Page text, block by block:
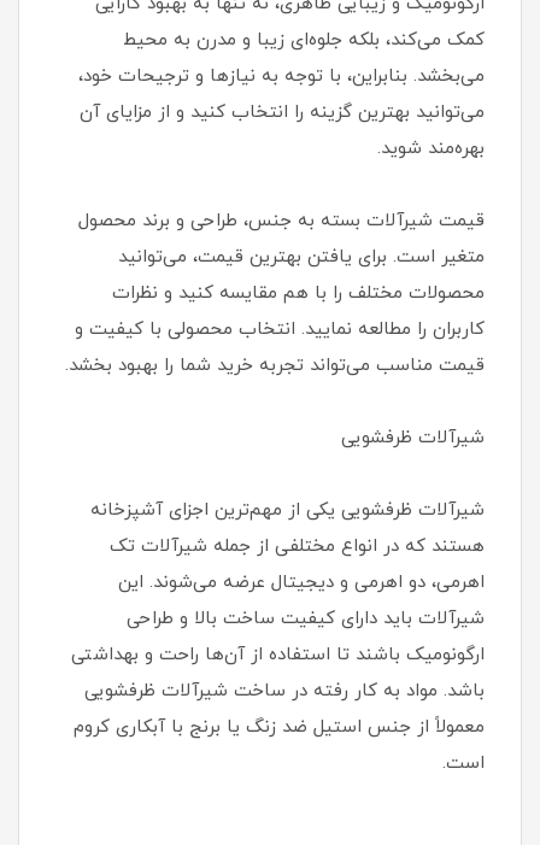
کمک می‌کند، بلکه جلوه‌ای زیبا و مدرن به محیط
می‌بخشد. بنابراین، با توجه به نیازها و ترجیحات خود،
می‌توانید بهترین گزینه را انتخاب کنید و از مزایای آن
بهره‌مند شوید.
قیمت شیرآلات بسته به جنس، طراحی و برند محصول
متغیر است. برای یافتن بهترین قیمت، می‌توانید
محصولات مختلف را با هم مقایسه کنید و نظرات
کاربران را مطالعه نمایید. انتخاب محصولی با کیفیت و
قیمت مناسب می‌تواند تجربه خرید شما را بهبود بخشد.
شیرآلات ظرفشویی
شیرآلات ظرفشویی یکی از مهم‌ترین اجزای آشپزخانه
هستند که در انواع مختلفی از جمله شیرآلات تک
اهرمی، دو اهرمی و دیجیتال عرضه می‌شوند. این
شیرآلات باید دارای کیفیت ساخت بالا و طراحی
ارگونومیک باشند تا استفاده از آن‌ها راحت و بهداشتی
باشد. مواد به کار رفته در ساخت شیرآلات ظرفشویی
معمولاً از جنس استیل ضد زنگ یا برنج با آبکاری کروم
است.